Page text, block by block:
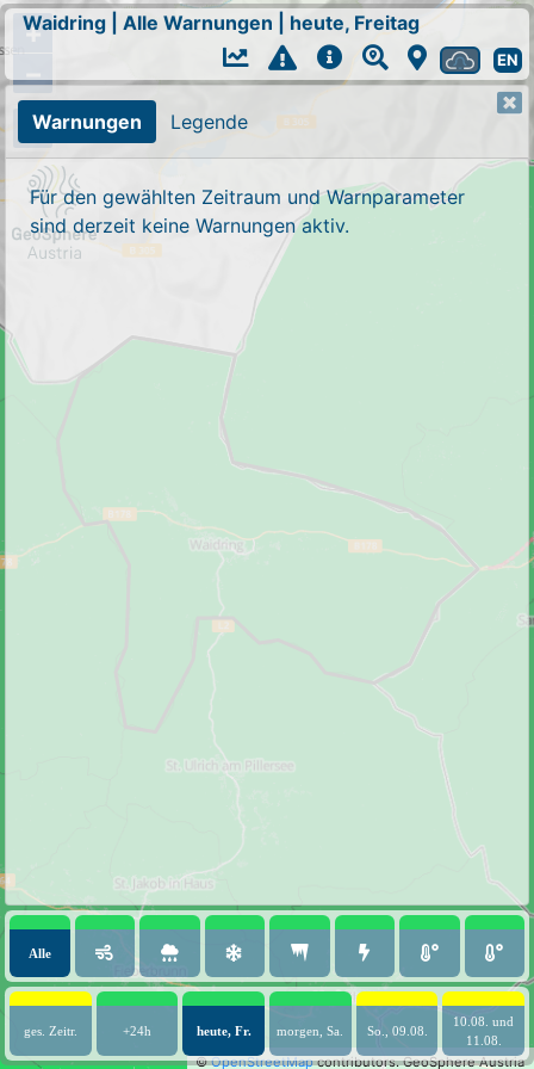
+
−
©OpenStreetMapcontributors. GeoSphere Austria
Waidring Alle Warnungen heute, Freitag
EN
Warnungen Legende
Für den gewählten Zeitraum und Warnparameter
sind derzeit keine Warnungen aktiv.
Alle
ges. Zeitr. +24h heute, Fr. morgen, Sa. So., 09.08.
10.08. und
11.08.